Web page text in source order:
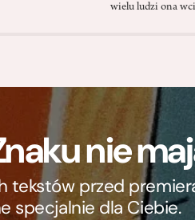
wielu ludzi ona
nie
przed
specjalnie dla Ciebie.